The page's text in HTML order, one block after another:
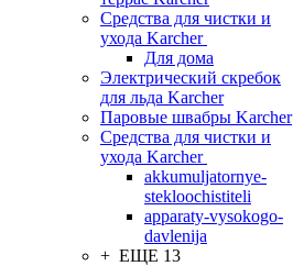
Средства для чистки и
ухода Karcher
Для дома
Электрический скребок
для льда Karcher
Паровые швабры Karcher
Средства для чистки и
ухода Karcher
akkumuljatornye-
stekloochistiteli
apparaty-vysokogo-
davlenija
+ ЕЩЕ 13